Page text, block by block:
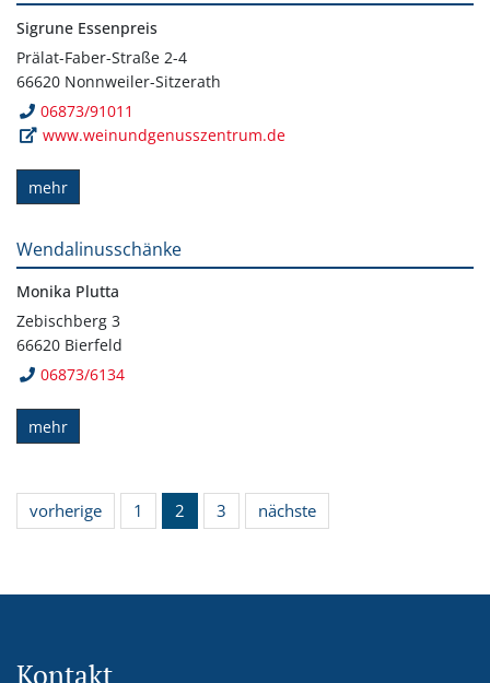
Sigrune Essenpreis
Prälat-Faber-Straße 2-4
66620 Nonnweiler-Sitzerath
06873/91011
www.weinundgenusszentrum.de
mehr
Wendalinusschänke
Monika Plutta
Zebischberg 3
66620 Bierfeld
06873/6134
mehr
vorherige 1 2 3 nächste
Kontakt